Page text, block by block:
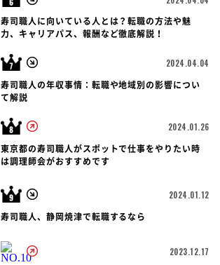
寿司職人に向いている人とは？転職の方法や魅
力、キャリアパス、報酬など徹底解説！
2024.04.04
寿司職人の年収事情：転職や地域別の影響につい
て解説
2024.01.26
東京都の寿司職人がスポットで仕事をやりたい時
は調理師会がおすすめです
2024.01.12
寿司職人、静岡焼津で転職するなら
2023.12.17